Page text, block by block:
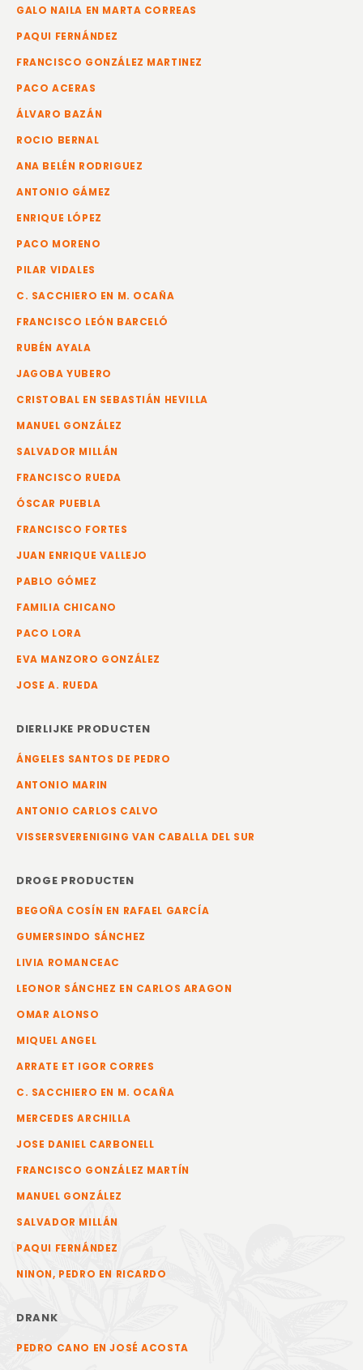
GALO NAILA EN MARTA CORREAS
PAQUI FERNÁNDEZ
FRANCISCO GONZÁLEZ MARTINEZ
PACO ACERAS
ÁLVARO BAZÁN
ROCIO BERNAL
ANA BELÉN RODRIGUEZ
ANTONIO GÁMEZ
ENRIQUE LÓPEZ
PACO MORENO
PILAR VIDALES
C. SACCHIERO EN M. OCAÑA
FRANCISCO LEÓN BARCELÓ
RUBÉN AYALA
JAGOBA YUBERO
CRISTOBAL EN SEBASTIÁN HEVILLA
MANUEL GONZÁLEZ
SALVADOR MILLÁN
FRANCISCO RUEDA
ÓSCAR PUEBLA
FRANCISCO FORTES
JUAN ENRIQUE VALLEJO
PABLO GÓMEZ
FAMILIA CHICANO
PACO LORA
EVA MANZORO GONZÁLEZ
JOSE A. RUEDA
DIERLIJKE PRODUCTEN
ÁNGELES SANTOS DE PEDRO
ANTONIO MARIN
ANTONIO CARLOS CALVO
VISSERSVERENIGING VAN CABALLA DEL SUR
DROGE PRODUCTEN
BEGOÑA COSÍN EN RAFAEL GARCÍA
GUMERSINDO SÁNCHEZ
LIVIA ROMANCEAC
LEONOR SÁNCHEZ EN CARLOS ARAGON
OMAR ALONSO
MIQUEL ANGEL
ARRATE ET IGOR CORRES
C. SACCHIERO EN M. OCAÑA
MERCEDES ARCHILLA
JOSE DANIEL CARBONELL
FRANCISCO GONZÁLEZ MARTÍN
MANUEL GONZÁLEZ
SALVADOR MILLÁN
PAQUI FERNÁNDEZ
NINON, PEDRO EN RICARDO
DRANK
PEDRO CANO EN JOSÉ ACOSTA